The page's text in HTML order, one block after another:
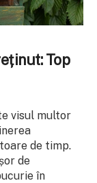
Top
visul multor
de timp.
de
în